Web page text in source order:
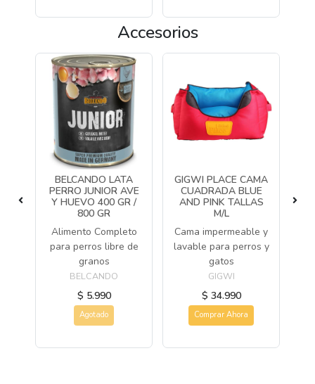
Accesorios
BELCANDO LATA
PERRO JUNIOR AVE
Y HUEVO 400 GR /
800 GR
Alimento Completo
para perros libre de
granos
BELCANDO
$ 5.990
Agotado
GIGWI PLACE CAMA
CUADRADA BLUE
AND PINK TALLAS
M/L
Cama impermeable y
lavable para perros y
gatos
GIGWI
$ 34.990
Comprar Ahora